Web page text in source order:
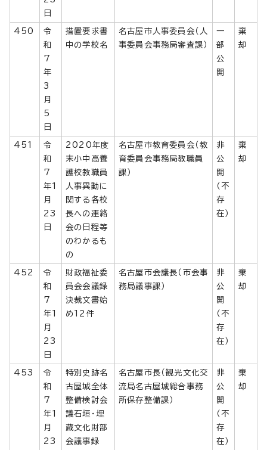
日
450
令
和
7
年
3
月
5
日
措置要求書
中の学校名
名古屋市人事委員会（人
事委員会事務局審査課）
一
部
公
開
棄
却
451
令
和
7
年1
月
23
日
2020年度
末小中高養
護校教職員
人事異動に
関する各校
長への連絡
会の日程等
のわかるも
の
名古屋市教育委員会（教
育委員会事務局教職員
課）
非
公
開
（不
存
在）
棄
却
452
令
和
7
年1
月
23
日
財政福祉委
員会会議録
決裁文書始
め12件
名古屋市会議長（市会事
務局議事課）
非
公
開
（不
存
在）
棄
却
453
令
和
7
年1
月
23
特別史跡名
古屋城全体
整備検討会
議石垣・埋
蔵文化財部
会議事録
名古屋市長（観光文化交
流局名古屋城総合事務
所保存整備課）
非
公
開
（不
存
在）
棄
却